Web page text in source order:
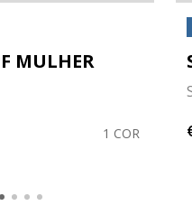
MULHER
1 COR